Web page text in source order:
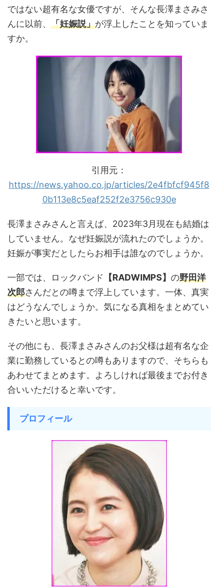
ではない超有名な女優ですが、そんな長澤まさみさ
んに以前、 「妊娠説」が浮上したことを知っていま
すか。
引用元：
https://news.yahoo.co.jp/articles/2e4fbfcf945f8
0b113e8c5eaf252f2e3756c930e
長澤まさみさんと言えば、2023年3月現在も結婚は
していません。なぜ妊娠説が流れたのでしょうか。
妊娠が事実だとしたらお相手は誰なのでしょうか。
一部では、ロックバンド 【RADWIMPS】 の野田洋
次郎さんだとの噂まで浮上しています。一体、真実
はどうなんでしょうか。気になる真相をまとめてい
きたいと思います。
その他にも、長澤まさみさんのお父様は超有名な企
業に勤務しているとの噂もありますので、そちらも
あわせてまとめます。よろしければ最後までお付き
合いいただけると幸いです。
プロフィール